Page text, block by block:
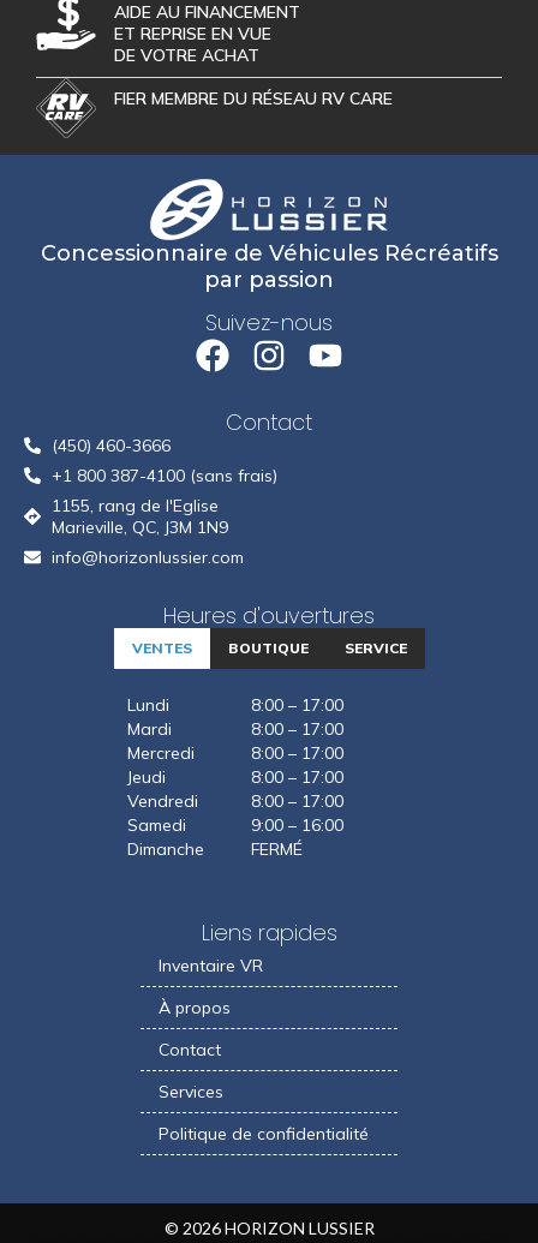
AIDE AU FINANCEMENT
ET REPRISE EN VUE
DE VOTRE ACHAT
FIER MEMBRE DU RÉSEAU RV CARE
Liens rapides
Inventaire VR
À propos
Contact
Services
Politique de confidentialité
Heures d'ouvertures
VENTES BOUTIQUE SERVICE
Lundi
8:00 – 17:00
Mardi
8:00 – 17:00
Mercredi
8:00 – 17:00
Jeudi
8:00 – 17:00
Vendredi
8:00 – 17:00
Samedi
9:00 – 16:00
Dimanche
FERMÉ
Contact
(450) 460-3666
+1 800 387-4100 (sans frais)
1155, rang de l'Eglise
Marieville, QC, J3M 1N9
info@horizonlussier.com
Concessionnaire de Véhicules Récréatifs
par passion
Suivez-nous
© 2026 HORIZON LUSSIER